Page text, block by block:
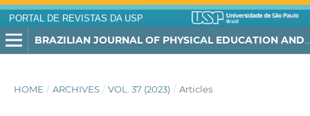
PORTAL DE REVISTAS DA USP
HOME / ARCHIVES / VOL. 37 (2023) / Articles